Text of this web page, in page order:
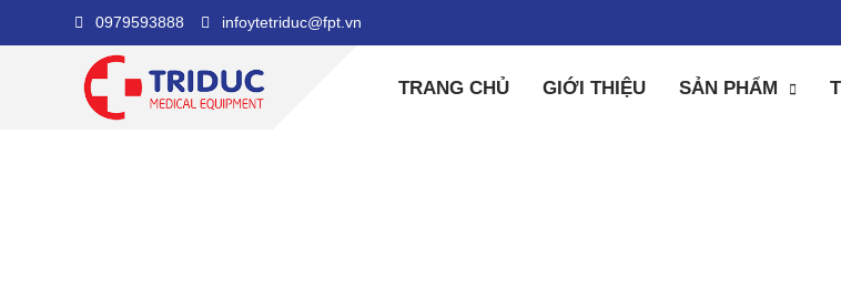
0979593888 infoytetriduc@fpt.vn
TRANG CHỦ GIỚI THIỆU SẢN PHẨM